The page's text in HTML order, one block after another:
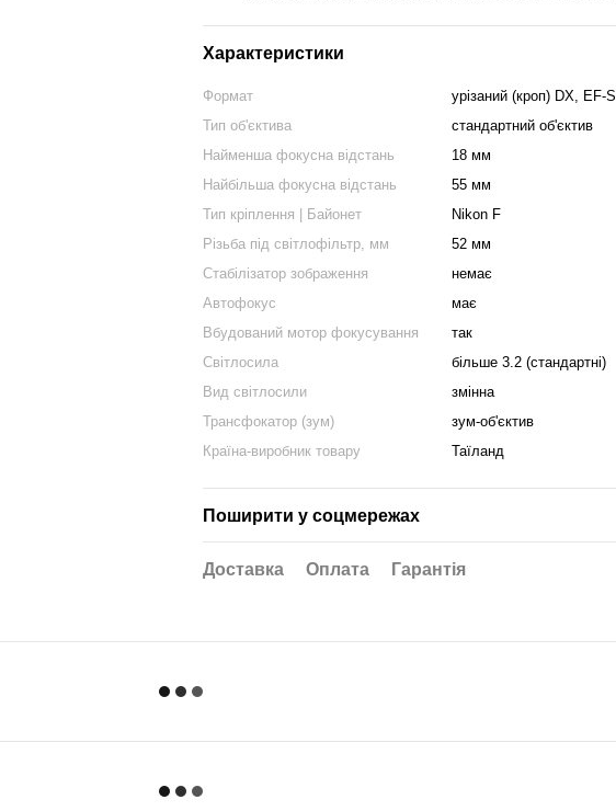
Характеристики
Формат
урізаний (кроп) DX, EF-S
Тип об'єктива
стандартний об'єктив
Найменша фокусна відстань
18 мм
Найбільша фокусна відстань
55 мм
Тип кріплення | Байонет
Nikon F
Різьба під світлофільтр, мм
52 мм
Стабілізатор зображення
немає
Автофокус
має
Вбудований мотор фокусування
так
Світлосила
більше 3.2 (стандартні)
Вид світлосили
змінна
Трансфокатор (зум)
зум-об'єктив
Країна-виробник товару
Таїланд
Поширити у соцмережах
Доставка Оплата Гарантія